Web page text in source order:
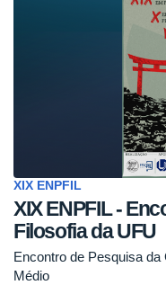
XIX ENPFIL
XIX ENPFIL -
Filosofia da UFU
Encontro de Pesquisa
Médio